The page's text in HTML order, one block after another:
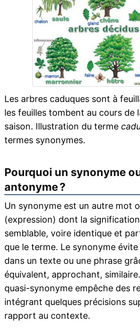
Les arbres caduques sont à
les feuilles tombent au cours de
saison. Illustration du terme
termes synonymes.
Pourquoi un synonyme
antonyme ?
Un synonyme est un autre mot
(expression) dont la
semblable, voire identique et
que le terme. Le synonyme
dans un texte ou une phrase
équivalent, approchant,
quasi-synonyme empêche des
intégrant quelques précisions
rapport au contexte.